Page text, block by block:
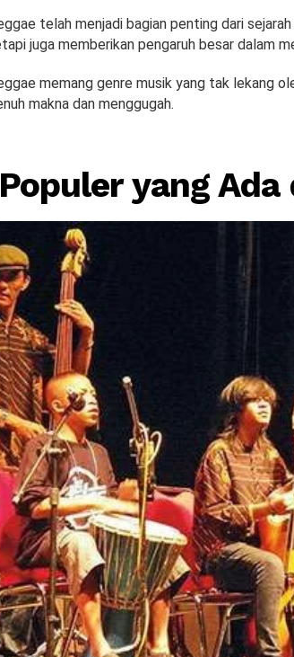
telah menjadi bagian penting dari
juga memberikan pengaruh besar dalam
memang genre musik yang tak lekang
makna dan menggugah.
yang